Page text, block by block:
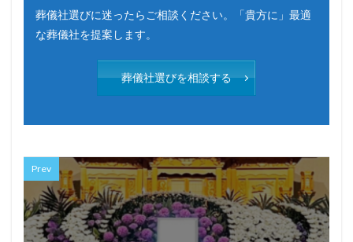
葬儀社選びに迷ったらご相談ください。「貴方に」最適
な葬儀社を提案します。
葬儀社選びを相談する
Prev